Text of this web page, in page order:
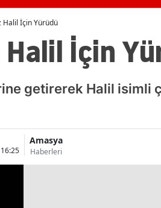
Halil İçin Yürüdü
İçin
getirerek Halil isimli
Amasya
Haberleri